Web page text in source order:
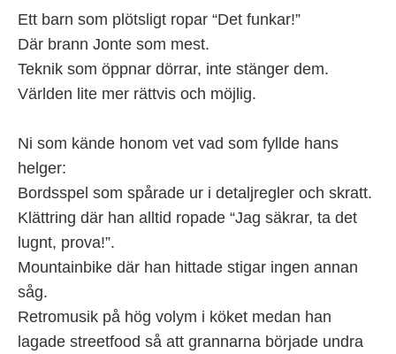
Ett barn som plötsligt ropar “Det funkar!”
Där brann Jonte som mest.
Teknik som öppnar dörrar, inte stänger dem.
Världen lite mer rättvis och möjlig.
Ni som kände honom vet vad som fyllde hans
helger:
Bordsspel som spårade ur i detaljregler och skratt.
Klättring där han alltid ropade “Jag säkrar, ta det
lugnt, prova!”.
Mountainbike där han hittade stigar ingen annan
såg.
Retromusik på hög volym i köket medan han
lagade streetfood så att grannarna började undra